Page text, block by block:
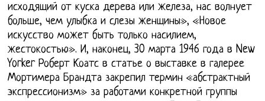
исходящий от куска дерева или железа, нас волнует
больше, чем улыбка и слезы женщины», «Новое
искусство может быть только насилием,
жестокостью». И, наконец, 30 марта 1946 года в New
Yorker Роберт Коатс в статье о выставке в галерее
Мортимера Брандта закрепил термин «абстрактный
экспрессионизм» за работами конкретной группы